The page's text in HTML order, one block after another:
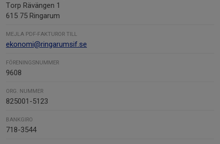
Torp Rävängen 1
615 75 Ringarum
MEJLA PDF-FAKTUROR TILL
ekonomi@ringarumsif.se
FÖRENINGSNUMMER
9608
ORG. NUMMER
825001-5123
BANKGIRO
718-3544